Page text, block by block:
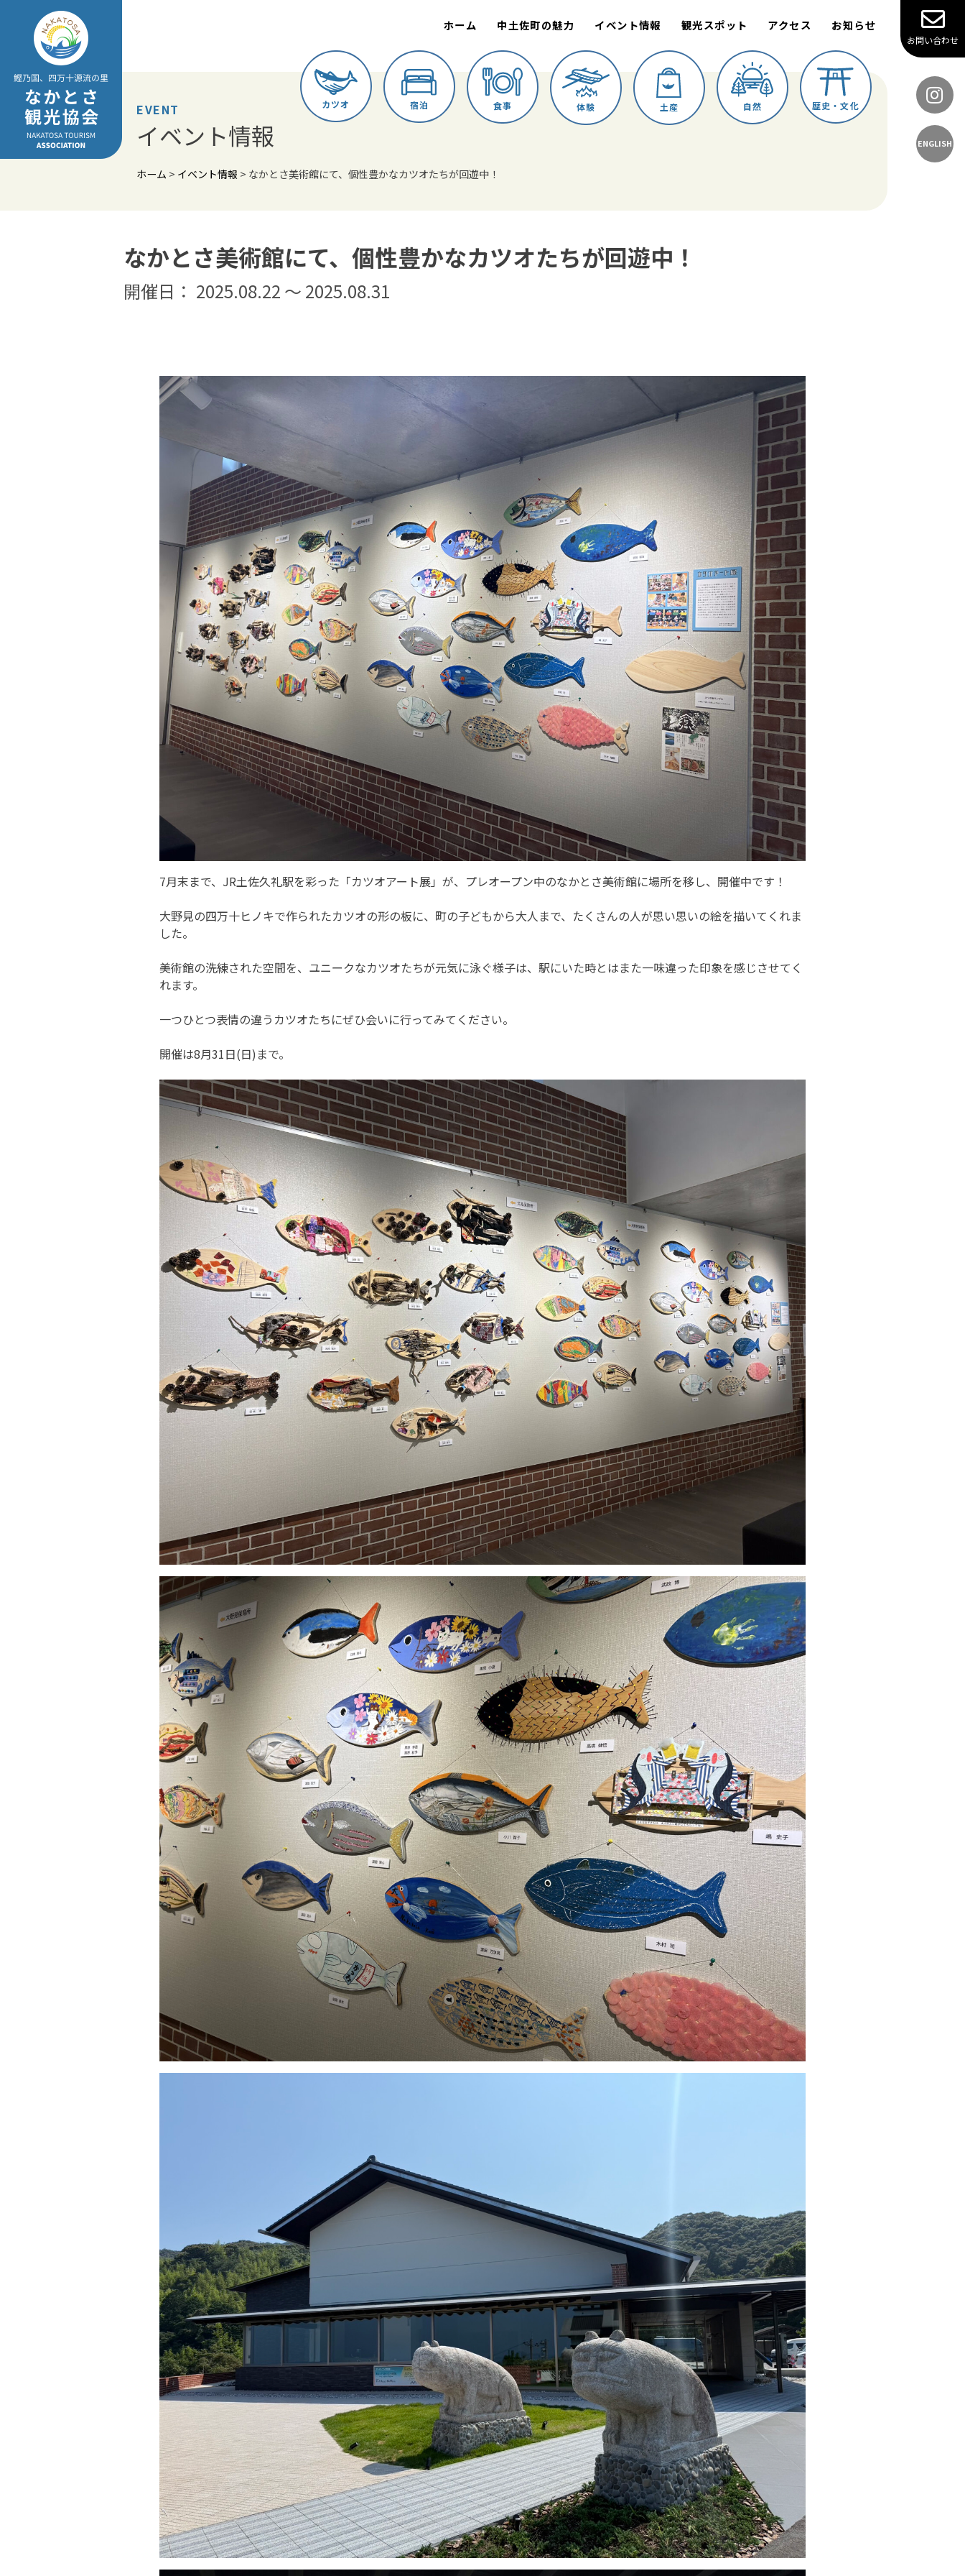
content
ホーム 中土佐町の魅力 イベント情報 観光スポット アクセス お知らせ
お問い合わせ
ENGLISH
カツオ 宿泊 食事 体験 土産 自然 歴史・文化
EVENT
イベント情報
ホーム > イベント情報 > なかとさ美術館にて、個性豊かなカツオたちが回遊中！
なかとさ美術館にて、個性豊かなカツオたちが回遊中！
開催日： 2025.08.22 〜 2025.08.31
7月末まで、JR土佐久礼駅を彩った「カツオアート展」が、プレオープン中のなかとさ美術館に場所を移し、開催中です！
大野見の四万十ヒノキで作られたカツオの形の板に、町の子どもから大人まで、たくさんの人が思い思いの絵を描いてくれま
した。
美術館の洗練された空間を、ユニークなカツオたちが元気に泳ぐ様子は、駅にいた時とはまた一味違った印象を感じさせてく
れます。
一つひとつ表情の違うカツオたちにぜひ会いに行ってみてください。
開催は8月31日(日)まで。